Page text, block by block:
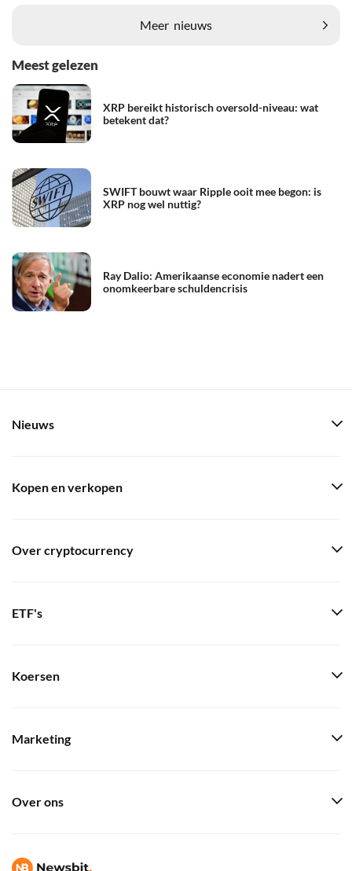
Meer nieuws
Meest gelezen
XRP bereikt historisch oversold-niveau: wat
betekent dat?
SWIFT bouwt waar Ripple ooit mee begon: is
XRP nog wel nuttig?
Ray Dalio: Amerikaanse economie nadert een
onomkeerbare schuldencrisis
Nieuws
Kopen en verkopen
Over cryptocurrency
ETF's
Koersen
Marketing
Over ons